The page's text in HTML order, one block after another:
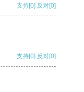
支持[0] 反对[0]
支持[0] 反对[0]